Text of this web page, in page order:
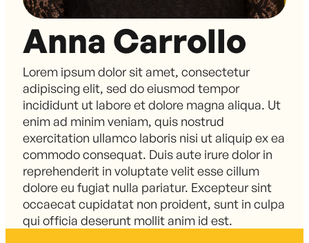
Anna Carrollo
Lorem ipsum dolor sit amet, consectetur
adipiscing elit, sed do eiusmod tempor
incididunt ut labore et dolore magna aliqua. Ut
enim ad minim veniam, quis nostrud
exercitation ullamco laboris nisi ut aliquip ex ea
commodo consequat. Duis aute irure dolor in
reprehenderit in voluptate velit esse cillum
dolore eu fugiat nulla pariatur. Excepteur sint
occaecat cupidatat non proident, sunt in culpa
qui officia deserunt mollit anim id est.